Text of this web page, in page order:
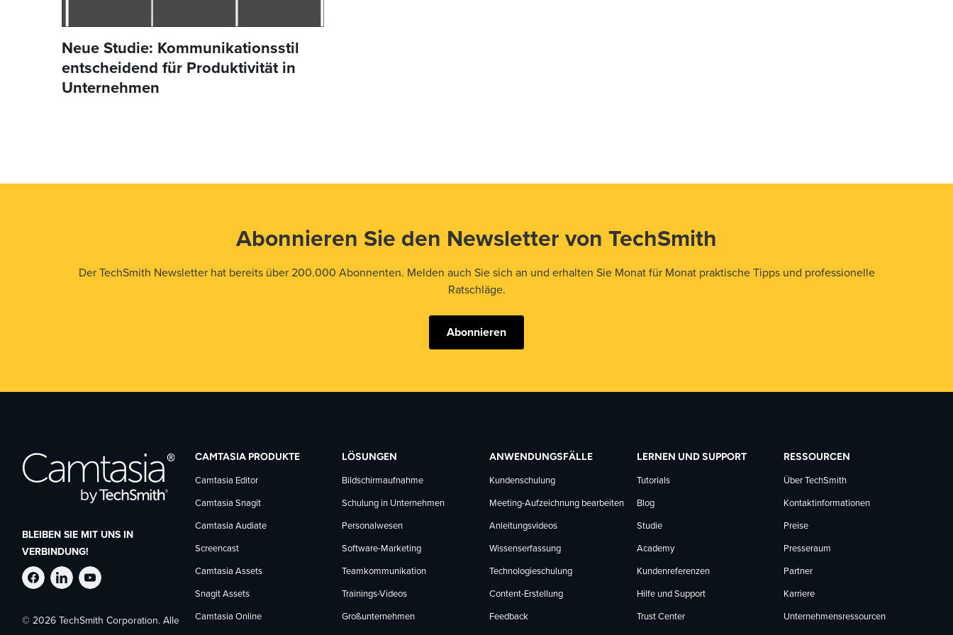
Neue Studie: Kommunikationsstil
entscheidend für Produktivität in
Unternehmen
Abonnieren Sie den Newsletter von TechSmith
Der TechSmith Newsletter hat bereits über 200.000 Abonnenten. Melden auch Sie sich an und erhalten Sie Monat für Monat praktische Tipps und professionelle
Ratschläge.
Abonnieren
BLEIBEN SIE MIT UNS IN
VERBINDUNG!
TechSmith
auf
TechSmith
auf
TechSmith
auf
© 2026 TechSmith Corporation. Alle
CAMTASIA PRODUKTE
Camtasia Editor
Camtasia Snagit
Camtasia Audiate
Screencast
Camtasia Assets
Snagit Assets
Camtasia Online
LÖSUNGEN
Bildschirmaufnahme
Schulung in Unternehmen
Personalwesen
Software-Marketing
Teamkommunikation
Trainings-Videos
Großunternehmen
ANWENDUNGSFÄLLE
Kundenschulung
Meeting-Aufzeichnung bearbeiten
Anleitungsvideos
Wissenserfassung
Technologieschulung
Content-Erstellung
Feedback
LERNEN UND SUPPORT
Tutorials
Blog
Studie
Academy
Kundenreferenzen
Hilfe und Support
Trust Center
RESSOURCEN
Über TechSmith
Kontaktinformationen
Preise
Presseraum
Partner
Karriere
Unternehmensressourcen